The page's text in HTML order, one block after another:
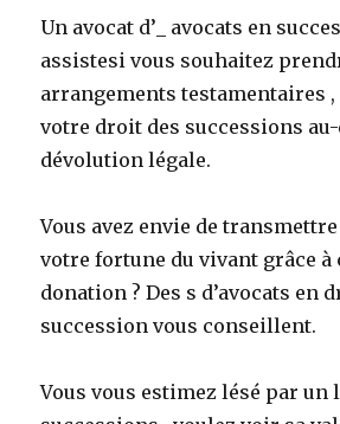
Un avocat d’_ avocats en
assistesi vous souhaitez
arrangements testamentaires
votre droit des successions
dévolution légale.
Vous avez envie de
votre fortune du vivant grâce à
donation ? Des s d’avocats en
succession vous conseillent.
Vous vous estimez lésé par un